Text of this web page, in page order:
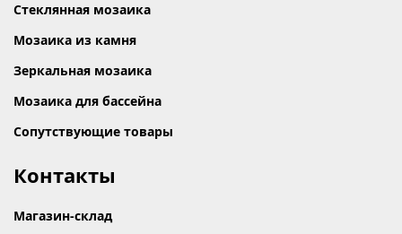
Стеклянная мозаика
Мозаика из камня
Зеркальная мозаика
Мозаика для бассейна
Сопутствующие товары
Контакты
Магазин-склад